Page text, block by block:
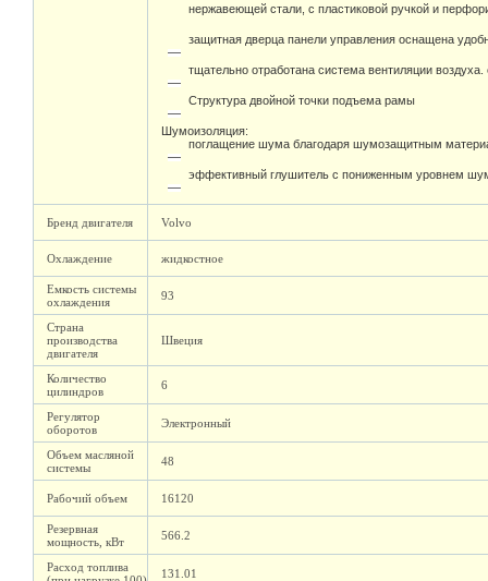
нержавеющей стали, с пластиковой ручкой и
защитная дверца панели управления оснащена
тщательно отработана система вентиляции
Структура двойной точки подъема рамы
Шумоизоляция:
поглащение шума благодаря шумозащитным
эффективный глушитель с пониженным уровнем
Бренд двигателя Volvo
Охлаждение жидкостное
Емкость системы
охлаждения
93
Страна
производства
двигателя
Швеция
Количество
цилиндров
6
Регулятор
оборотов
Электронный
Объем масляной
системы
48
Рабочий объем 16120
Резервная
мощность, кВт
566.2
Расход топлива
131.01